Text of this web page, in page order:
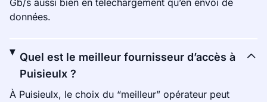
Gb/s aussi bien en téléchargement qu’en envoi de
données.
Quel est le meilleur fournisseur d’accès à
Puisieulx ?
À Puisieulx, le choix du “meilleur” opérateur peut